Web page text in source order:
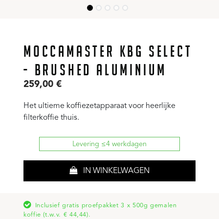
MOCCAMASTER KBG SELECT
- BRUSHED ALUMINIUM
259,00 €
Het ultieme koffiezetapparaat voor heerlijke
filterkoffie thuis.
Levering ≤4 werkdagen
IN WINKELWAGEN
Inclusief gratis proefpakket 3 x 500g gemalen
koffie (t.w.v. € 44,44).